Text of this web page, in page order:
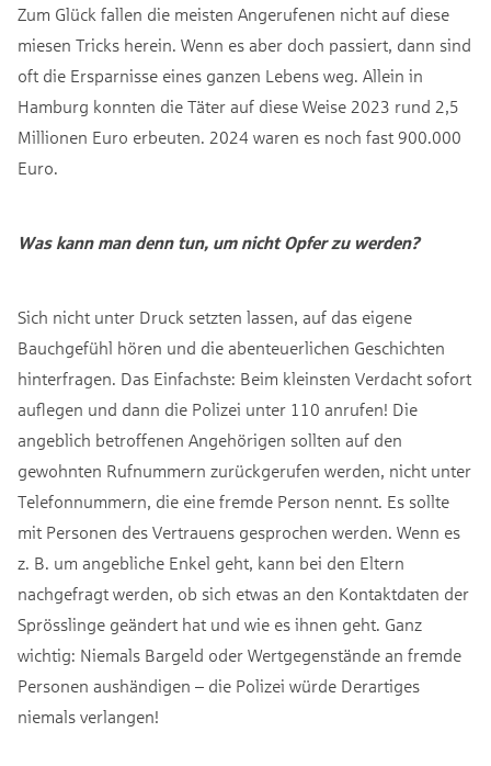
Zum Glück fallen die meisten Angerufenen nicht auf diese
miesen Tricks herein. Wenn es aber doch passiert, dann sind
oft die Ersparnisse eines ganzen Lebens weg. Allein in
Hamburg konnten die Täter auf diese Weise 2023 rund 2,5
Millionen Euro erbeuten. 2024 waren es noch fast 900.000
Euro.
Was kann man denn tun, um nicht Opfer zu werden?
Sich nicht unter Druck setzten lassen, auf das eigene
Bauchgefühl hören und die abenteuerlichen Geschichten
hinterfragen. Das Einfachste: Beim kleinsten Verdacht sofort
auflegen und dann die Polizei unter 110 anrufen! Die
angeblich betroffenen Angehörigen sollten auf den
gewohnten Rufnummern zurückgerufen werden, nicht unter
Telefonnummern, die eine fremde Person nennt. Es sollte
mit Personen des Vertrauens gesprochen werden. Wenn es
z. B. um angebliche Enkel geht, kann bei den Eltern
nachgefragt werden, ob sich etwas an den Kontaktdaten der
Sprösslinge geändert hat und wie es ihnen geht. Ganz
wichtig: Niemals Bargeld oder Wertgegenstände an fremde
Personen aushändigen – die Polizei würde Derartiges
niemals verlangen!